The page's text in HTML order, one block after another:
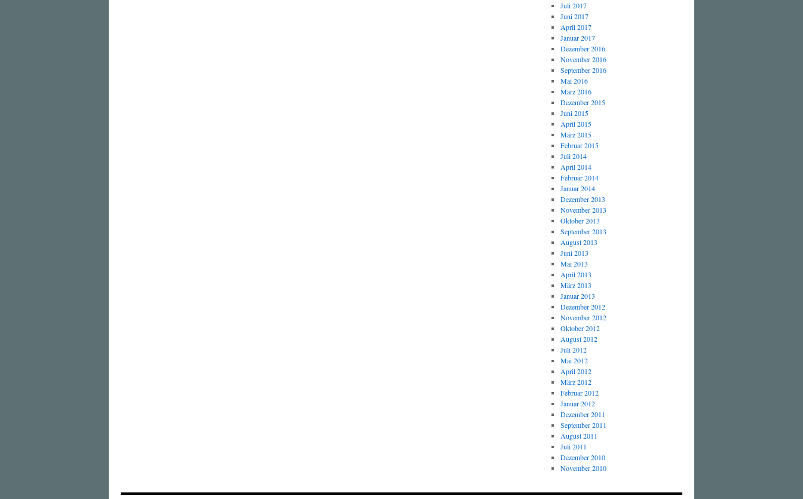
Juli 2017
Juni 2017
April 2017
Januar 2017
Dezember 2016
November 2016
September 2016
Mai 2016
März 2016
Dezember 2015
Juni 2015
April 2015
März 2015
Februar 2015
Juli 2014
April 2014
Februar 2014
Januar 2014
Dezember 2013
November 2013
Oktober 2013
September 2013
August 2013
Juni 2013
Mai 2013
April 2013
März 2013
Januar 2013
Dezember 2012
November 2012
Oktober 2012
August 2012
Juli 2012
Mai 2012
April 2012
März 2012
Februar 2012
Januar 2012
Dezember 2011
September 2011
August 2011
Juli 2011
Dezember 2010
November 2010